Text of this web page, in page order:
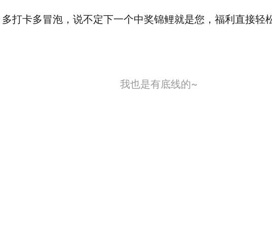
打卡多冒泡，说不定下一个中奖锦鲤就是您，福利直接轻
我也是有底线的~